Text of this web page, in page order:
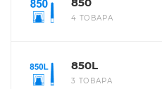
4 ТОВАРА
850L
3 ТОВАРА